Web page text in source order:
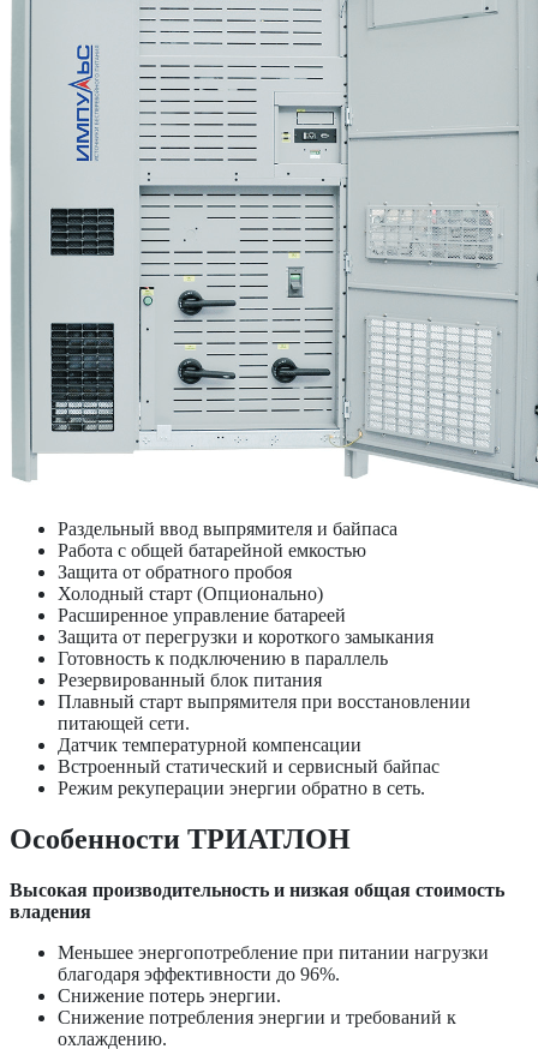
Раздельный ввод выпрямителя и байпаса
Работа с общей батарейной емкостью
Защита от обратного пробоя
Холодный старт (Опционально)
Расширенное управление батареей
Защита от перегрузки и короткого замыкания
Готовность к подключению в параллель
Резервированный блок питания
Плавный старт выпрямителя при восстановлении
питающей сети.
Датчик температурной компенсации
Встроенный статический и сервисный байпас
Режим рекуперации энергии обратно в сеть.
Особенности ТРИАТЛОН
Высокая производительность и низкая общая стоимость
владения
Меньшее энергопотребление при питании нагрузки
благодаря эффективности до 96%.
Снижение потерь энергии.
Снижение потребления энергии и требований к
охлаждению.